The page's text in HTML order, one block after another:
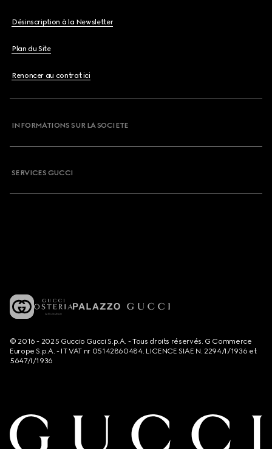
Désinscription à la Newsletter
Plan du Site
Renoncer au contrat ici
INFORMATIONS SUR LA SOCIETE
SERVICES GUCCI
© 2016 - 2025 Guccio Gucci S.p.A. - Tous droits réservés. G Commerce
Europe S.p.A. - IT VAT nr 05142860484. LICENCE SIAE N. 2294/I/1936 et
5647/I/1936